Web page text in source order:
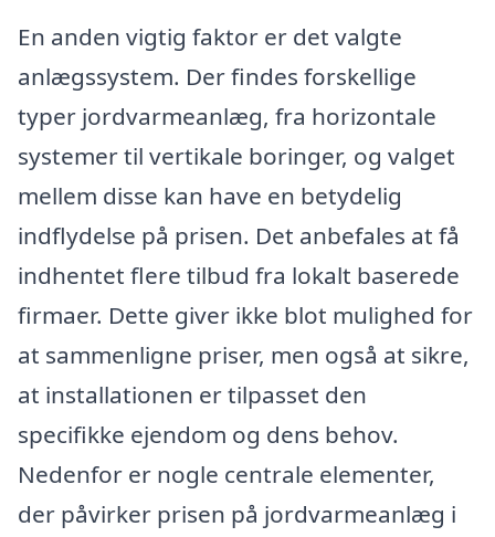
En anden vigtig faktor er det valgte
anlægssystem. Der findes forskellige
typer jordvarmeanlæg, fra horizontale
systemer til vertikale boringer, og valget
mellem disse kan have en betydelig
indflydelse på prisen. Det anbefales at få
indhentet flere tilbud fra lokalt baserede
firmaer. Dette giver ikke blot mulighed for
at sammenligne priser, men også at sikre,
at installationen er tilpasset den
specifikke ejendom og dens behov.
Nedenfor er nogle centrale elementer,
der påvirker prisen på jordvarmeanlæg i